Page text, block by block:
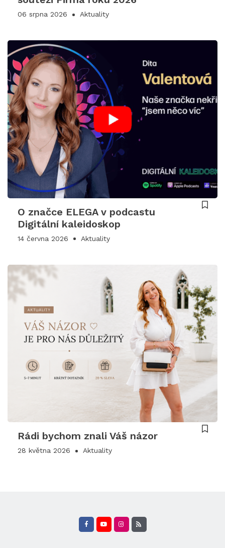
06 srpna 2026 Aktuality
O značce ELEGA v podcastu
Digitální kaleidoskop
14 června 2026 Aktuality
Rádi bychom znali Váš názor
28 května 2026 Aktuality